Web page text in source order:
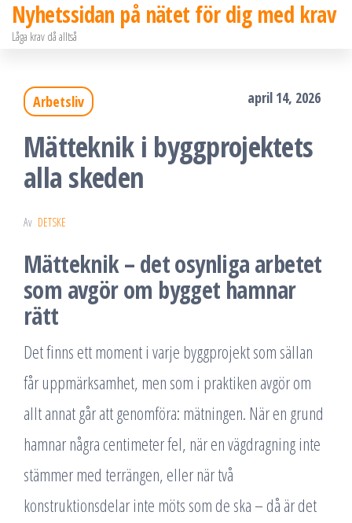
Hoppa
till
Nyhetssidan på nätet för dig med krav
Låga krav då alltså
Arbetsliv april 14, 2026
Mätteknik i byggprojektets
alla skeden
Av DETSKE
Mätteknik – det osynliga arbetet
som avgör om bygget hamnar
rätt
Det finns ett moment i varje byggprojekt som sällan
får uppmärksamhet, men som i praktiken avgör om
allt annat går att genomföra: mätningen. När en grund
hamnar några centimeter fel, när en vägdragning inte
stämmer med terrängen, eller när två
konstruktionsdelar inte möts som de ska – då är det